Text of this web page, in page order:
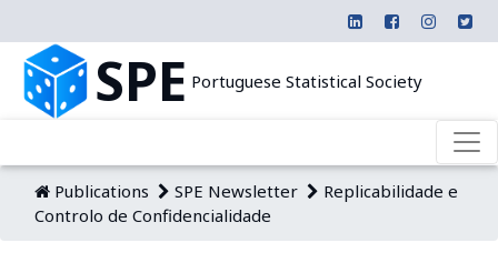
SPE Portuguese Statistical Society
Publications SPE Newsletter
Replicabilidade e
Controlo de Confidencialidade